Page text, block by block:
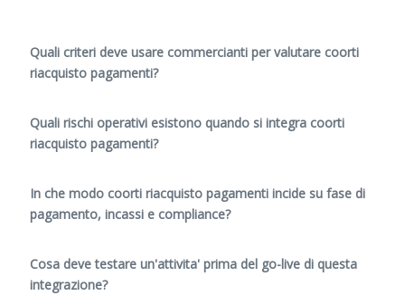
Quali criteri deve usare commercianti per valutare coorti
riacquisto pagamenti?
Quali rischi operativi esistono quando si integra coorti
riacquisto pagamenti?
In che modo coorti riacquisto pagamenti incide su fase di
pagamento, incassi e compliance?
Cosa deve testare un'attivita' prima del go-live di questa
integrazione?